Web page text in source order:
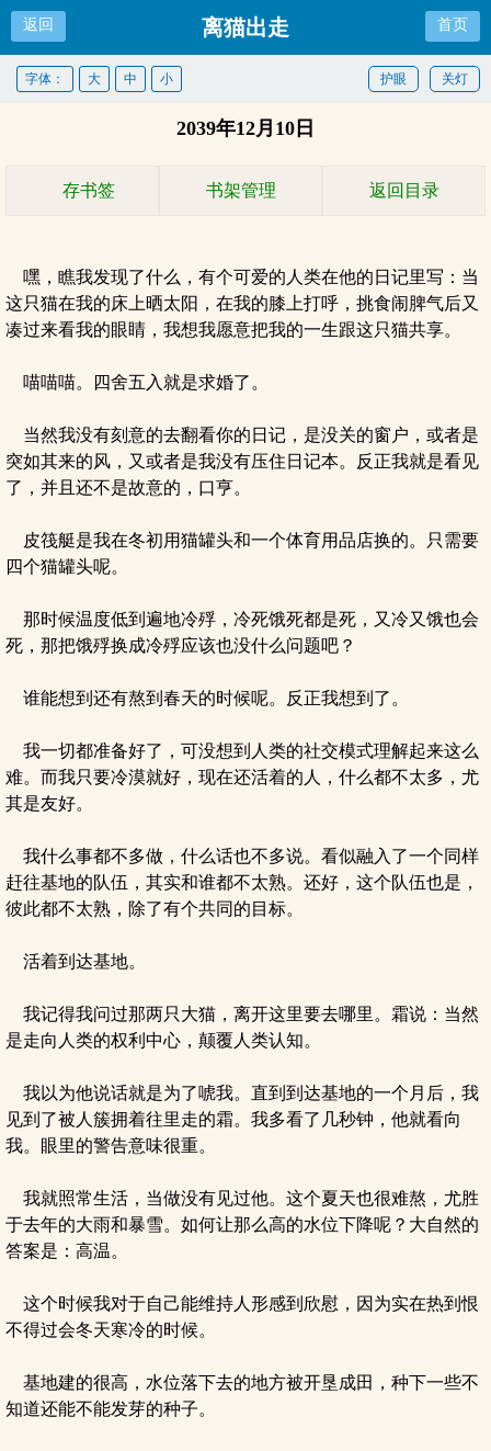
返回 离猫出走 首页
关灯
护眼
字体： 大 中 小
2039年12月10日
存书签 书架管理 返回目录
嘿，瞧我发现了什么，有个可爱的人类在他的日记里写：当
这只猫在我的床上晒太阳，在我的膝上打呼，挑食闹脾气后又
凑过来看我的眼睛，我想我愿意把我的一生跟这只猫共享。
喵喵喵。四舍五入就是求婚了。
当然我没有刻意的去翻看你的日记，是没关的窗户，或者是
突如其来的风，又或者是我没有压住日记本。反正我就是看见
了，并且还不是故意的，口亨。
皮筏艇是我在冬初用猫罐头和一个体育用品店换的。只需要
四个猫罐头呢。
那时候温度低到遍地冷殍，冷死饿死都是死，又冷又饿也会
死，那把饿殍换成冷殍应该也没什么问题吧？
谁能想到还有熬到春天的时候呢。反正我想到了。
我一切都准备好了，可没想到人类的社交模式理解起来这么
难。而我只要冷漠就好，现在还活着的人，什么都不太多，尤
其是友好。
我什么事都不多做，什么话也不多说。看似融入了一个同样
赶往基地的队伍，其实和谁都不太熟。还好，这个队伍也是，
彼此都不太熟，除了有个共同的目标。
活着到达基地。
我记得我问过那两只大猫，离开这里要去哪里。霜说：当然
是走向人类的权利中心，颠覆人类认知。
我以为他说话就是为了唬我。直到到达基地的一个月后，我
见到了被人簇拥着往里走的霜。我多看了几秒钟，他就看向
我。眼里的警告意味很重。
我就照常生活，当做没有见过他。这个夏天也很难熬，尤胜
于去年的大雨和暴雪。如何让那么高的水位下降呢？大自然的
答案是：高温。
这个时候我对于自己能维持人形感到欣慰，因为实在热到恨
不得过会冬天寒冷的时候。
基地建的很高，水位落下去的地方被开垦成田，种下一些不
知道还能不能发芽的种子。